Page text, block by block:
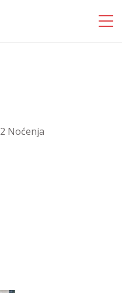
2 Noćenja